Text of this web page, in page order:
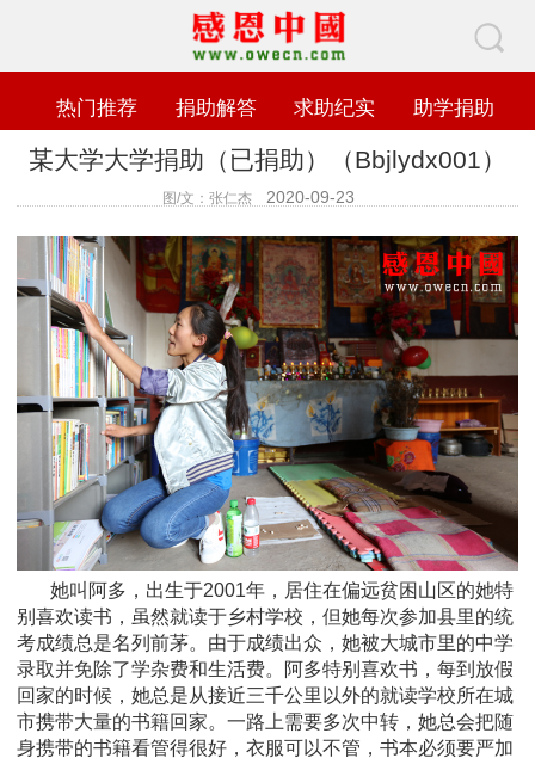
热门推荐 捐助解答 求助纪实 助学捐助
某大学大学捐助（已捐助）（Bbjlydx001）
图/文：张仁杰 2020-09-23
她叫阿多，出生于2001年，居住在偏远贫困山区的她特
别喜欢读书，虽然就读于乡村学校，但她每次参加县里的统
考成绩总是名列前茅。由于成绩出众，她被大城市里的中学
录取并免除了学杂费和生活费。阿多特别喜欢书，每到放假
回家的时候，她总是从接近三千公里以外的就读学校所在城
市携带大量的书籍回家。一路上需要多次中转，她总会把随
身携带的书籍看管得很好，衣服可以不管，书本必须要严加